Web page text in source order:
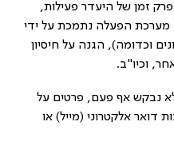
פרק זמן של היעדר פעילות,
מערכת הפעלה נתמכת על ידי
וכדומה), הגנה על חיסיון
וכיו"ב.
נבקש אף פעם, פרטים על
אלקטרוני (מייל) או